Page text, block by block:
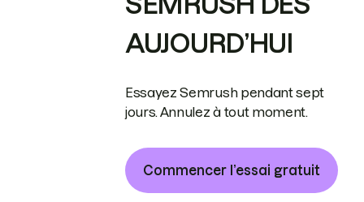
AUJOURD’HUI
Essayez Semrush pendant sept
jours. Annulez à tout moment.
Commencer l’essai gratuit